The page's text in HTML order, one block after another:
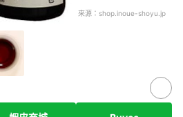
來源： shop.inoue-shoyu.jp